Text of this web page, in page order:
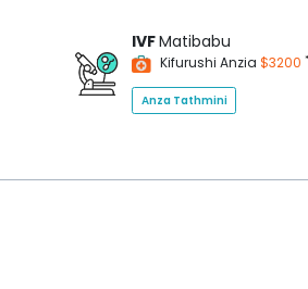
IVFMatibabu
Kifurushi Anzia $3200 *
Anza Tathmini